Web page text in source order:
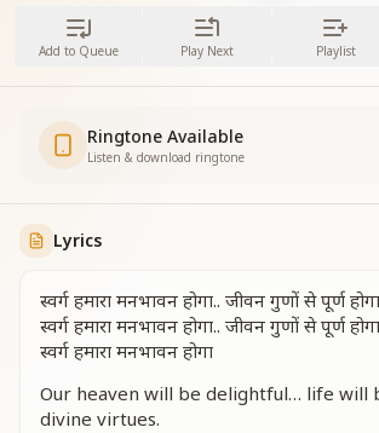
Add to Queue Play Next Playlist
Ringtone Available
Listen & download ringtone
Lyrics
स्वर्ग हमारा मनभावन होगा.. जीवन गुणों से पूर्ण होगा
स्वर्ग हमारा मनभावन होगा.. जीवन गुणों से पूर्ण होगा
स्वर्ग हमारा मनभावन होगा
Our heaven will be delightful… life will
divine virtues.